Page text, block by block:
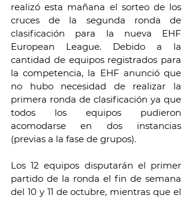
realizó esta mañana el sorteo de los
cruces de la segunda ronda de
clasificación para la nueva EHF
European League. Debido a la
cantidad de equipos registrados para
la competencia, la EHF anunció que
no hubo necesidad de realizar la
primera ronda de clasificación ya que
todos los equipos pudieron
acomodarse en dos instancias
(previas a la fase de grupos).
Los 12 equipos disputarán el primer
partido de la ronda el fin de semana
del 10 y 11 de octubre, mientras que el